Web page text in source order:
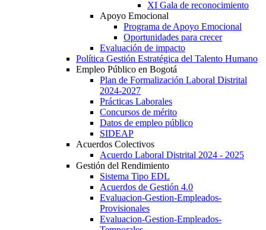
XI Gala de reconocimiento
Apoyo Emocional
Programa de Apoyo Emocional
Oportunidades para crecer
Evaluación de impacto
Política Gestión Estratégica del Talento Humano
Empleo Público en Bogotá
Plan de Formalización Laboral Distrital
2024-2027
Prácticas Laborales
Concursos de mérito
Datos de empleo público
SIDEAP
Acuerdos Colectivos
Acuerdo Laboral Distrital 2024 - 2025
Gestión del Rendimiento
Sistema Tipo EDL
Acuerdos de Gestión 4.0
Evaluacion-Gestion-Empleados-
Provisionales
Evaluacion-Gestion-Empleados-